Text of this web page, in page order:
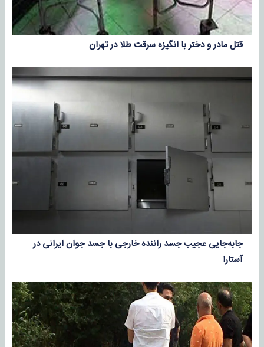
قتل مادر و دختر با انگیزه سرقت طلا در تهران
جابه‌جایی عجیب جسد راننده خارجی با جسد جوان ایرانی در
آستارا